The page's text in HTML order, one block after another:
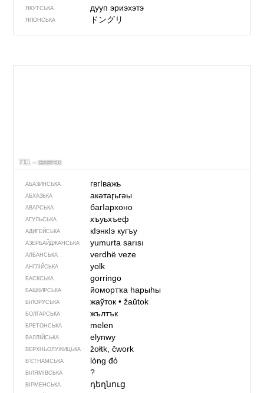
ЯКУТСЬКА дууп эриэхэтэ
ЯПОНСЬКА ドングリ
711 – жовток
АБАЗИНСЬКА гвгIважь
АБХАЗЬКА акәтаӷьгәы
АВАРСЬКА багIархоно
АГУЛЬСЬКА хъуьхъеф
АДИГЕЙСЬКА кIэнкIэ кугъу
АЗЕРБАЙДЖАНСЬКА yumurta sarısı
АЛБАНСЬКА verdhë veze
АНГЛІЙСЬКА yolk
БАСКСЬКА gorringo
БАШКИРСЬКА йомортҡа һарыһы
БІЛОРУСЬКА жаўток• žaŭtok
БОЛГАРСЬКА жълтък
БРЕТОНСЬКА melen
ВАЛЛІЙСЬКА elynwy
ВЕРХНЬОЛУЖИЦЬКА žołtk, čwork
В’ЄТНАМСЬКА lòng đỏ
ВІЛЯМІВСЬКА ?
ВІРМЕНСЬКА դեղնուց